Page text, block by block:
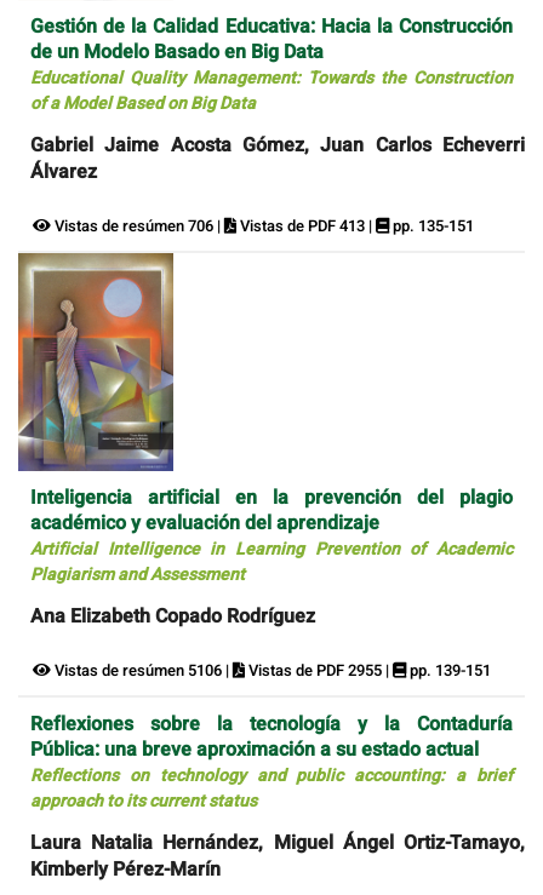
Gestión de la Calidad Educativa: Hacia la Construcción
de un Modelo Basado en Big Data
Educational Quality Management: Towards the Construction
of a Model Based on Big Data
Gabriel Jaime Acosta Gómez, Juan Carlos Echeverri
Álvarez
Vistas de resúmen 706 | Vistas de PDF 413 | pp. 135-151
Inteligencia artificial en la prevención del plagio
académico y evaluación del aprendizaje
Artificial Intelligence in Learning Prevention of Academic
Plagiarism and Assessment
Ana Elizabeth Copado Rodríguez
Vistas de resúmen 5106 | Vistas de PDF 2955 | pp. 139-151
Reflexiones sobre la tecnología y la Contaduría
Pública: una breve aproximación a su estado actual
Reflections on technology and public accounting: a brief
approach to its current status
Laura Natalia Hernández, Miguel Ángel Ortiz-Tamayo,
Kimberly Pérez-Marín